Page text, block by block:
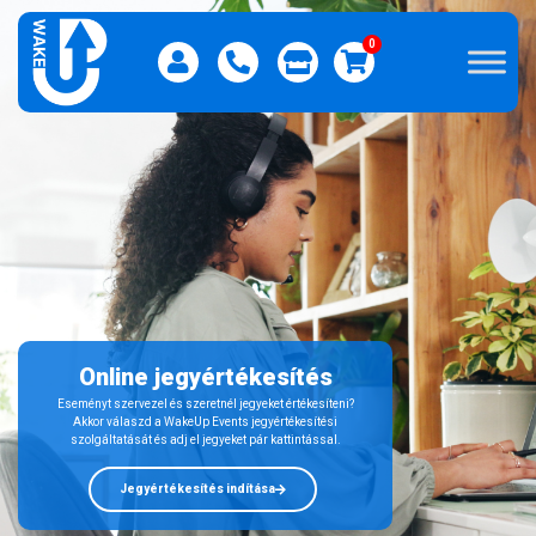
0
Online jegyértékesítés
Eseményt szervezel és szeretnél jegyeket értékesíteni?
Akkor válaszd a WakeUp Events jegyértékesítési
szolgáltatását és adj el jegyeket pár kattintással.
Jegyértékesítés indítása